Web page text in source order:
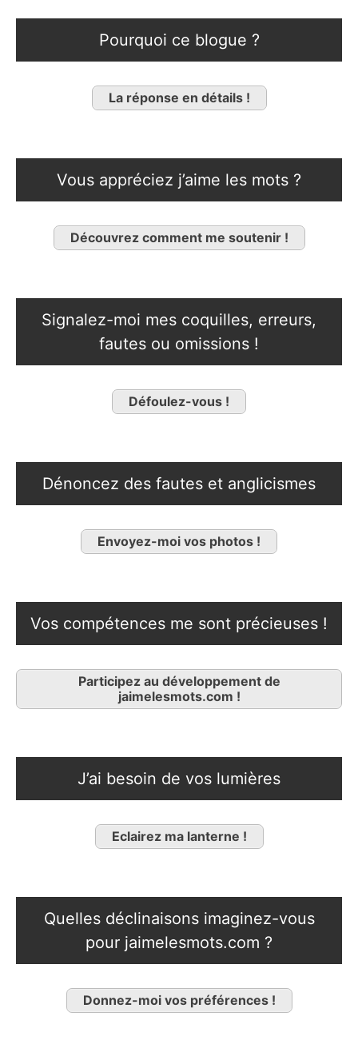
Pourquoi ce blogue ?
La réponse en détails !
Vous appréciez j’aime les mots ?
Découvrez comment me soutenir !
Signalez-moi mes coquilles, erreurs,
fautes ou omissions !
Défoulez-vous !
Dénoncez des fautes et anglicismes
Envoyez-moi vos photos !
Vos compétences me sont précieuses !
Participez au développement de
jaimelesmots.com !
J’ai besoin de vos lumières
Eclairez ma lanterne !
Quelles déclinaisons imaginez-vous
pour jaimelesmots.com ?
Donnez-moi vos préférences !